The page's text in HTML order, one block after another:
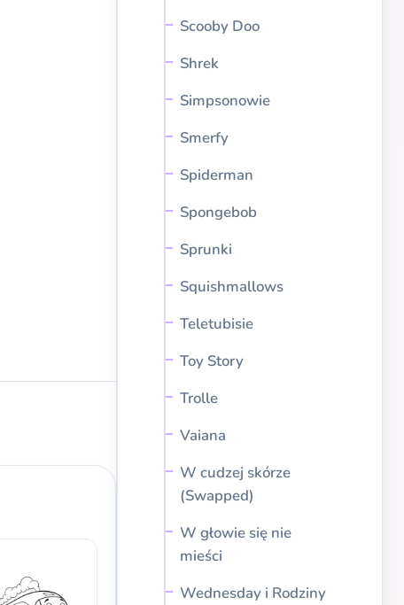
Scooby Doo
Shrek
Simpsonowie
Smerfy
Spiderman
Spongebob
Sprunki
Squishmallows
Teletubisie
Toy Story
Trolle
Vaiana
W cudzej skórze
(Swapped)
W głowie się nie
mieści
Wednesday i Rodziny